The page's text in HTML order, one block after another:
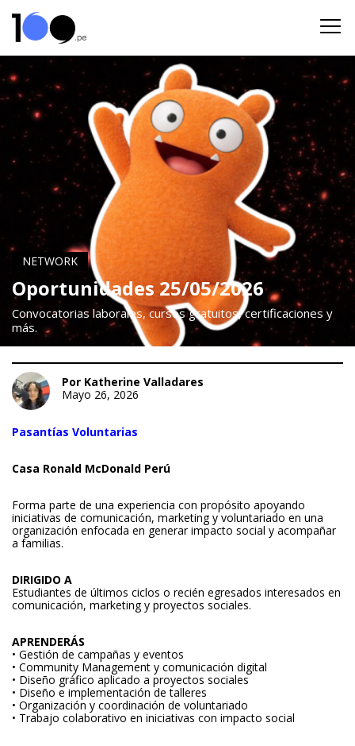
NETWORK
Oportunidades 25/05/2026
Convocatorias laborales, cursos gratuitos, certificaciones y
más.
Por Katherine Valladares
Mayo 26, 2026
Pasantías Voluntarias
Casa Ronald McDonald Perú
Forma parte de una experiencia con propósito apoyando
iniciativas de comunicación, marketing y voluntariado en una
organización enfocada en generar impacto social y acompañar
a familias.
DIRIGIDO A
Estudiantes de últimos ciclos o recién egresados interesados en
comunicación, marketing y proyectos sociales.
APRENDERÁS
• Gestión de campañas y eventos
• Community Management y comunicación digital
• Diseño gráfico aplicado a proyectos sociales
• Diseño e implementación de talleres
• Organización y coordinación de voluntariado
• Trabajo colaborativo en iniciativas con impacto social